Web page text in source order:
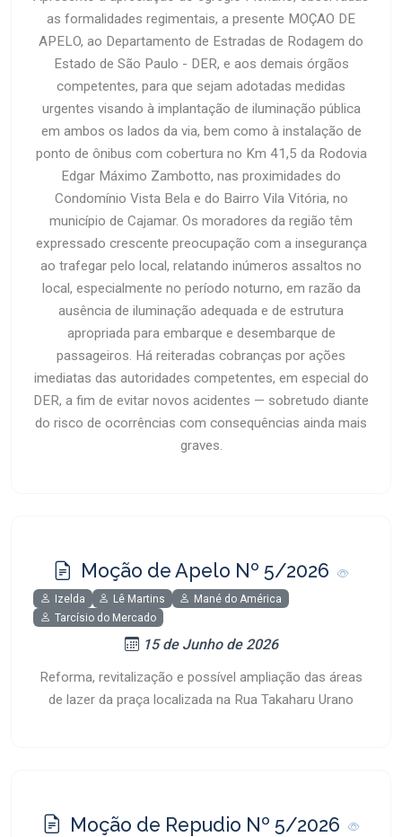
as formalidades regimentais, a presente MOÇAO DE
APELO, ao Departamento de Estradas de Rodagem do
Estado de São Paulo - DER, e aos demais órgãos
competentes, para que sejam adotadas medidas
urgentes visando à implantação de iluminação pública
em ambos os lados da via, bem como à instalação de
ponto de ônibus com cobertura no Km 41,5 da Rodovia
Edgar Máximo Zambotto, nas proximidades do
Condomínio Vista Bela e do Bairro Vila Vitória, no
município de Cajamar. Os moradores da região têm
expressado crescente preocupação com a insegurança
ao trafegar pelo local, relatando inúmeros assaltos no
local, especialmente no período noturno, em razão da
ausência de iluminação adequada e de estrutura
apropriada para embarque e desembarque de
passageiros. Há reiteradas cobranças por ações
imediatas das autoridades competentes, em especial do
DER, a fim de evitar novos acidentes — sobretudo diante
do risco de ocorrências com consequências ainda mais
graves.
Moção de Apelo Nº 5/2026
Izelda Lê Martins
Mané do América
Tarcísio do Mercado
15 de Junho de 2026
Reforma, revitalização e possível ampliação das áreas
de lazer da praça localizada na Rua Takaharu Urano
Moção de Repudio Nº 5/2026